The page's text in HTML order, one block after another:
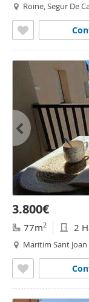
Roine, Segur De
3.800€
77m2 2
Maritim Sant Joan